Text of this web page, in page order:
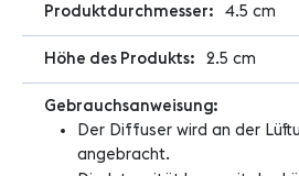
4.5 cm
2.5 cm
Der Diffuser wird an der
angebracht.